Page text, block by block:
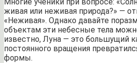
живая или неживая природа?» —
«Неживая». Однако давайте
объектам эти небесные тела
известно, Луна — это большущий
постоянного вращения
формы.